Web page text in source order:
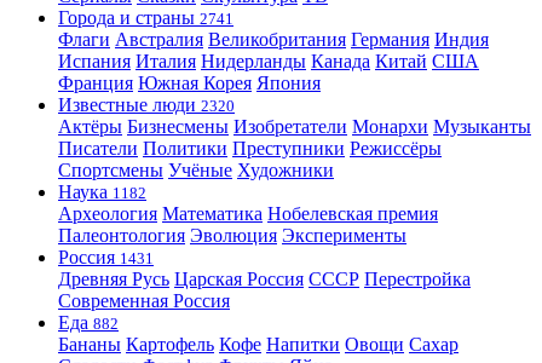
Города и страны 2741
Флаги Австралия Великобритания Германия Индия
Испания Италия Нидерланды Канада Китай США
Франция Южная Корея Япония
Известные люди 2320
Актёры Бизнесмены Изобретатели Монархи Музыканты
Писатели Политики Преступники Режиссёры
Спортсмены Учёные Художники
Наука 1182
Археология Математика Нобелевская премия
Палеонтология Эволюция Эксперименты
Россия 1431
Древняя Русь Царская Россия СССР Перестройка
Современная Россия
Еда 882
Бананы Картофель Кофе Напитки Овощи Сахар